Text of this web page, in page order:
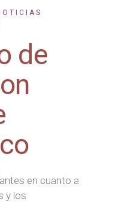
de
en cuanto a
y los